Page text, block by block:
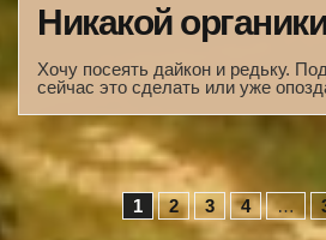
Никакой
Хочу посеять дайкон и редьку.
сейчас это сделать или уже
Н
1 2 3 4 …